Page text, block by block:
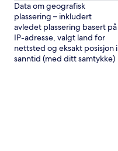
Data om geografisk
plassering – inkludert
avledet plassering basert på
IP-adresse, valgt land for
nettsted og eksakt posisjon i
sanntid (med ditt samtykke)